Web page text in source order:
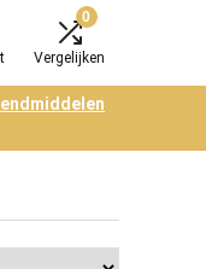
0
Vergelijken